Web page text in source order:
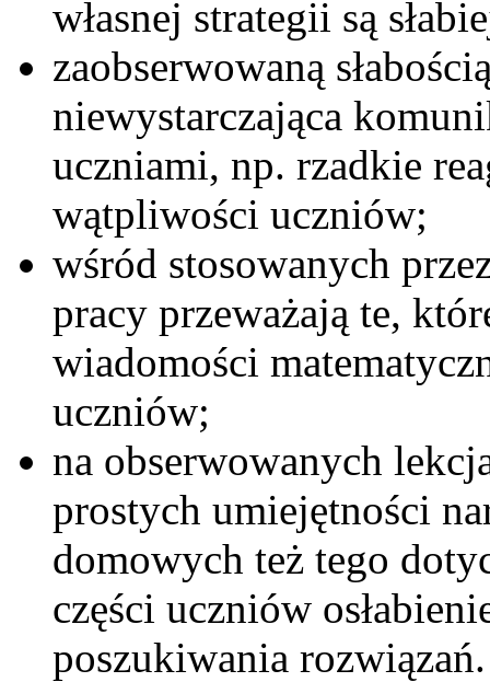
własnej strategii są
zaobserwowaną
niewystarczająca
uczniami, np. rzadkie
wątpliwości uczniów;
wśród stosowanych
pracy przeważają te,
wiadomości
uczniów;
na obserwowanych
prostych umiejętności
domowych też tego
części uczniów
poszukiwania rozwiązań.